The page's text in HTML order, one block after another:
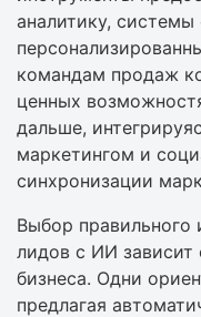
аналитику, системы
командам продаж
ценных
дальше,
маркетингом и
синхронизации
Выбор правильного
лидов с ИИ зависит
бизнеса. Одни
предлагая